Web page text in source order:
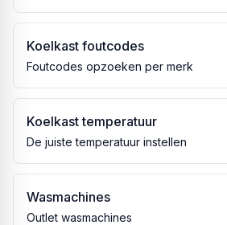
Koelkast foutcodes
Foutcodes opzoeken per merk
Koelkast temperatuur
De juiste temperatuur instellen
Wasmachines
Outlet wasmachines